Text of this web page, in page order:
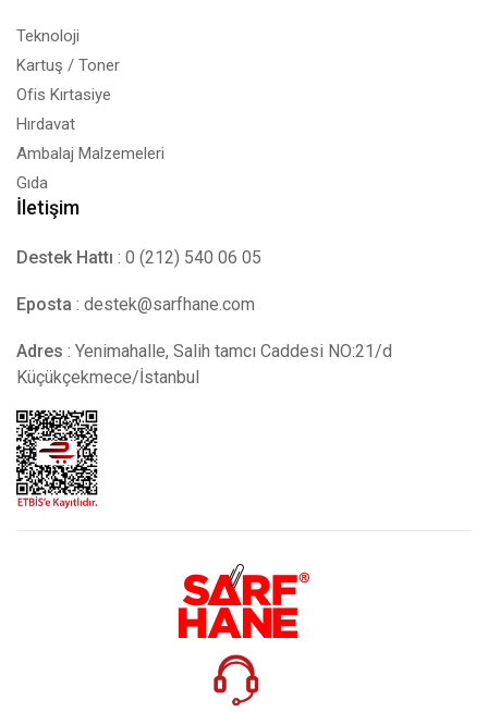
Teknoloji
Kartuş / Toner
Ofis Kırtasiye
Hırdavat
Ambalaj Malzemeleri
Gıda
İletişim
Destek Hattı : 0 (212) 540 06 05
Eposta : destek@sarfhane.com
Adres : Yenimahalle, Salih tamcı Caddesi NO:21/d
Küçükçekmece/İstanbul